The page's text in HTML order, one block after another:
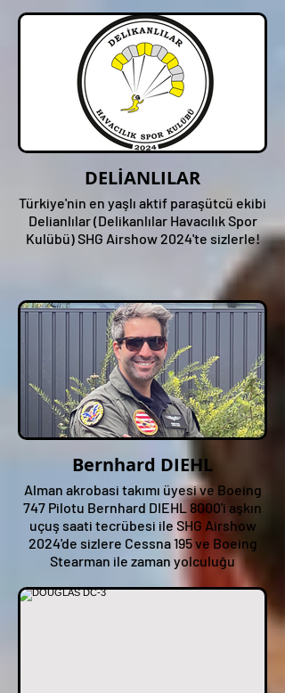
DELİANLILAR
Türkiye'nin en yaşlı aktif paraşütcü ekibi
Delianlılar (Delikanlılar Havacılık Spor
Kulübü) SHG Airshow 2024'te sizlerle!
Bernhard DIEHL
Alman akrobasi takımı üyesi ve Boeing
747 Pilotu Bernhard DIEHL 8000'i aşkın
uçuş saati tecrübesi ile SHG Airshow
2024'de sizlere Cessna 195 ve Boeing
Stearman ile zaman yolculuğu